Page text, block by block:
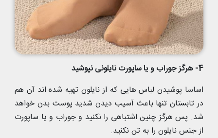
4- هرگز جوراب و یا ساپورت نایلونی نپوشید
اساسا پوشیدن لباس هایی که از نایلون تهیه شده اند آن هم
در تابستان تنها باعث آسیب دیدن شدید پوست بدن خواهد
شد. پس هرگز چنین اشتباهی را نکنید و جوراب و یا ساپورت
از جنس نایلون را به تن نکنید.